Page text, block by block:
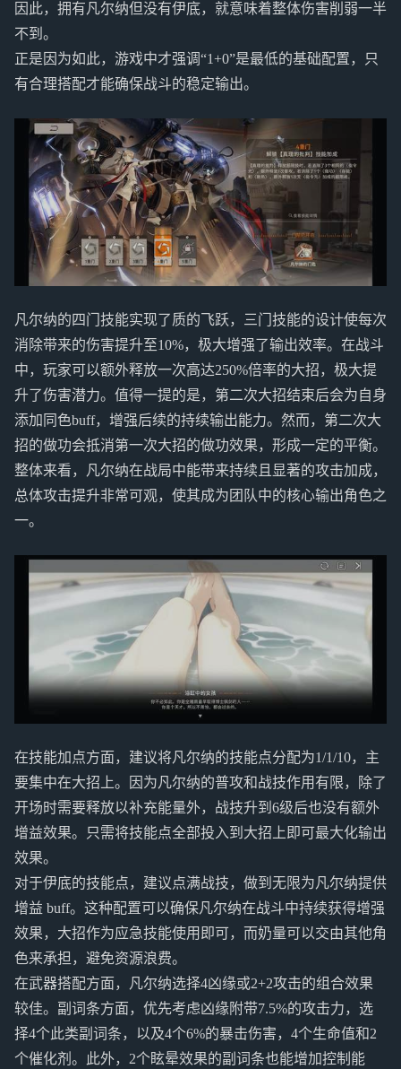
因此，拥有凡尔纳但没有伊底，就意味着整体伤害削弱一半
不到。
正是因为如此，游戏中才强调“1+0”是最低的基础配置，只
有合理搭配才能确保战斗的稳定输出。
凡尔纳的四门技能实现了质的飞跃，三门技能的设计使每次
消除带来的伤害提升至10%，极大增强了输出效率。在战斗
中，玩家可以额外释放一次高达250%倍率的大招，极大提
升了伤害潜力。值得一提的是，第二次大招结束后会为自身
添加同色buff，增强后续的持续输出能力。然而，第二次大
招的做功会抵消第一次大招的做功效果，形成一定的平衡。
整体来看，凡尔纳在战局中能带来持续且显著的攻击加成，
总体攻击提升非常可观，使其成为团队中的核心输出角色之
一。
在技能加点方面，建议将凡尔纳的技能点分配为1/1/10，主
要集中在大招上。因为凡尔纳的普攻和战技作用有限，除了
开场时需要释放以补充能量外，战技升到6级后也没有额外
增益效果。只需将技能点全部投入到大招上即可最大化输出
效果。
对于伊底的技能点，建议点满战技，做到无限为凡尔纳提供
增益 buff。这种配置可以确保凡尔纳在战斗中持续获得增强
效果，大招作为应急技能使用即可，而奶量可以交由其他角
色来承担，避免资源浪费。
在武器搭配方面，凡尔纳选择4凶缘或2+2攻击的组合效果
较佳。副词条方面，优先考虑凶缘附带7.5%的攻击力，选
择4个此类副词条，以及4个6%的暴击伤害，4个生命值和2
个催化剂。此外，2个眩晕效果的副词条也能增加控制能